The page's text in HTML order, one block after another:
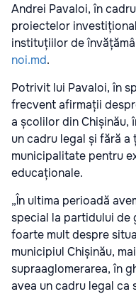
Andrei Pavaloi, în
proiectelor
instituțiilor de
noi.md.
Potrivit lui Pavaloi, în
frecvent afirmații
a școlilor din Chișinău,
un cadru legal și fără
municipalitate pentru
educaționale.
„În ultima perioadă
special la partidului de
foarte mult despre
municipiul Chișinău,
supraaglomerarea, în
avea un cadru legal ca